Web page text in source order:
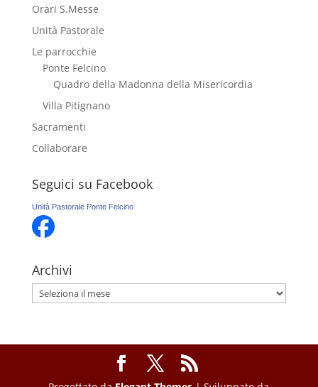
Orari S.Messe
Unità Pastorale
Le parrocchie
Ponte Felcino
Quadro della Madonna della Misericordia
Villa Pitignano
Sacramenti
Collaborare
Seguici su Facebook
Unità Pastorale Ponte Felcino
Archivi
Archivi